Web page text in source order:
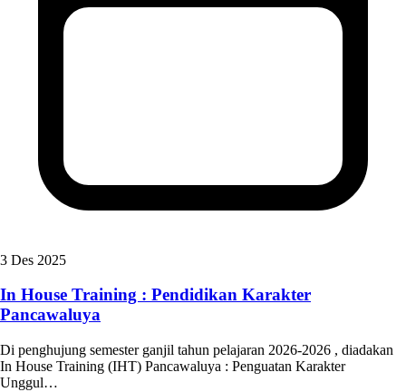
3 Des 2025
In House Training : Pendidikan Karakter
Pancawaluya
Di penghujung semester ganjil tahun pelajaran 2026-2026 , diadakan
In House Training (IHT) Pancawaluya : Penguatan Karakter
Unggul…